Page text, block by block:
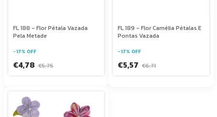
FL 188 - Flor Pétala Vazada
Pela Metade
-17% OFF
€4,78 €5,75
FL 189 - Flor Camélia Pétalas E
Pontas Vazada
-17% OFF
€5,57 €6,71